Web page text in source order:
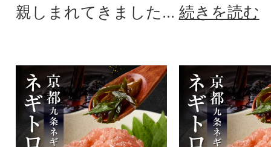
親しまれてきました... 続きを読む